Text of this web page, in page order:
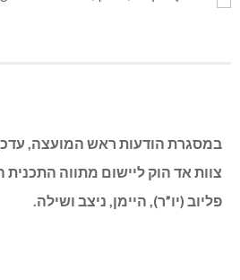
ראש המועצה הסביר כי הפורום יקבע
הקים “ועדה” אלא “פורום” בכוונה